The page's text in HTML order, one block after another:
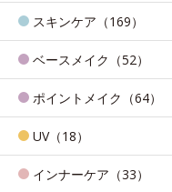
スキンケア（169）
ベースメイク（52）
ポイントメイク（64）
UV（18）
インナーケア（33）